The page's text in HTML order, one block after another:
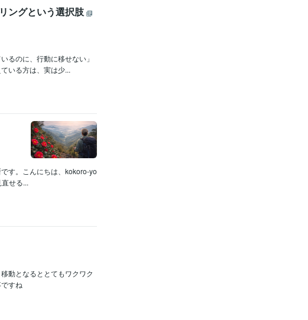
ングという選択肢
るのに、行動に移せない」
いる方は、実は少...
す。こんにちは、kokoro-yo
せる...
動となるととてもワクワク
すね